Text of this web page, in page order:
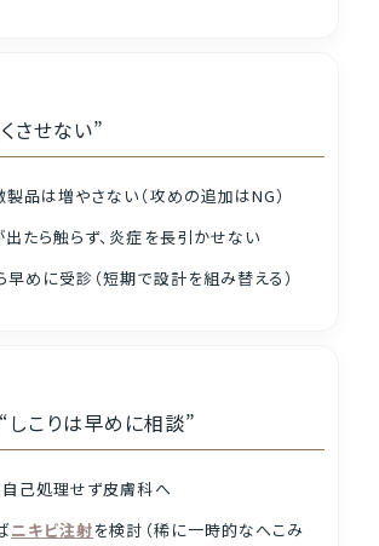
させない”
品は増やさない（攻めの追加はNG）
たら触らず、炎症を長引かせない
めに受診（短期で設計を組み替える）
しこりは早めに相談”
自己処理せず皮膚科へ
ニキビ注射を検討（稀に一時的なへこみ